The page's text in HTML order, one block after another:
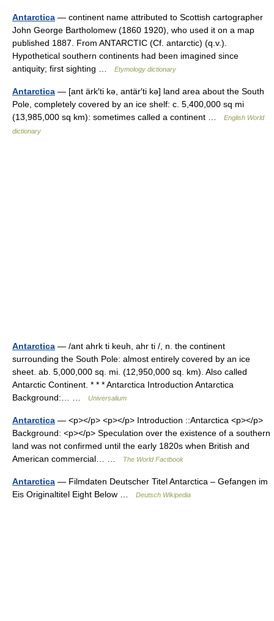
Antarctica — continent name attributed to Scottish cartographer
John George Bartholomew (1860 1920), who used it on a map
published 1887. From ANTARCTIC (Cf. antarctic) (q.v.).
Hypothetical southern continents had been imagined since
antiquity; first sighting …
Etymology dictionary
Antarctica — [ant ärk′ti kə, antär′ti kə] land area about the South
Pole, completely covered by an ice shelf: c. 5,400,000 sq mi
(13,985,000 sq km): sometimes called a continent …
English World
dictionary
Antarctica — /ant ahrk ti keuh, ahr ti /, n. the continent
surrounding the South Pole: almost entirely covered by an ice
sheet. ab. 5,000,000 sq. mi. (12,950,000 sq. km). Also called
Antarctic Continent. * * * Antarctica Introduction Antarctica
Background:… …
Universalium
Antarctica — <p></p> <p></p> Introduction ::Antarctica <p></p>
Background: <p></p> Speculation over the existence of a southern
land was not confirmed until the early 1820s when British and
American commercial… …
The World Factbook
Antarctica — Filmdaten Deutscher Titel Antarctica – Gefangen im
Eis Originaltitel Eight Below …
Deutsch Wikipedia